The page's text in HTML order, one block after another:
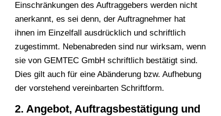
Einschränkungen des Auftraggebers werden nicht
anerkannt, es sei denn, der Auftragnehmer hat
ihnen im Einzelfall ausdrücklich und schriftlich
zugestimmt. Nebenabreden sind nur wirksam, wenn
sie von GEMTEC GmbH schriftlich bestätigt sind.
Dies gilt auch für eine Abänderung bzw. Aufhebung
der vorstehend vereinbarten Schriftform.
2. Angebot, Auftragsbestätigung und